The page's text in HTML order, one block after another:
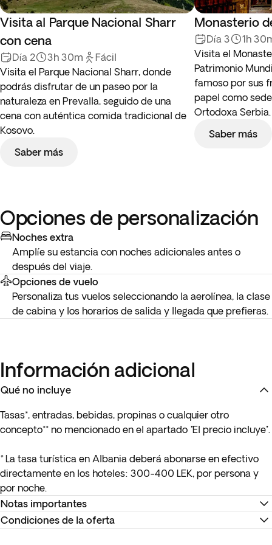
Visita al Parque Nacional Sharr
con cena
Día 2 3h 30m
Fácil
Visita el Parque Nacional Sharr, donde
podrás disfrutar de un paseo por la
naturaleza en Prevalla, seguido de una
cena con auténtica comida tradicional de
Kosovo.
Saber más
Monasterio
Día 3
1h
Visita el
Patrimonio
famoso por sus
papel como
Ortodoxa Serbia.
Saber más
Opciones de personalización
Noches extra
Amplíe su estancia con noches adicionales antes o
después del viaje.
Opciones de vuelo
Personaliza tus vuelos seleccionando la aerolínea, la clase
de cabina y los horarios de salida y llegada que prefieras.
Información adicional
Qué no incluye
Tasas*, entradas, bebidas, propinas o cualquier otro
concepto** no mencionado en el apartado "El precio incluye".
*La tasa turística en Albania deberá abonarse en efectivo
directamente en los hoteles: 300-400 LEK, por persona y
por noche.
Notas importantes
* Si viajas con Ryanair o Wizz Air, te recomendamos que
Condiciones de la oferta